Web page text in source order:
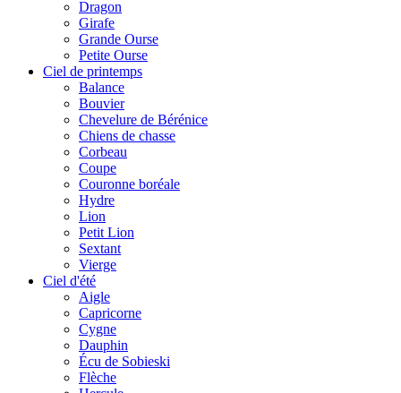
Dragon
Girafe
Grande Ourse
Petite Ourse
Ciel de printemps
Balance
Bouvier
Chevelure de Bérénice
Chiens de chasse
Corbeau
Coupe
Couronne boréale
Hydre
Lion
Petit Lion
Sextant
Vierge
Ciel d'été
Aigle
Capricorne
Cygne
Dauphin
Écu de Sobieski
Flèche